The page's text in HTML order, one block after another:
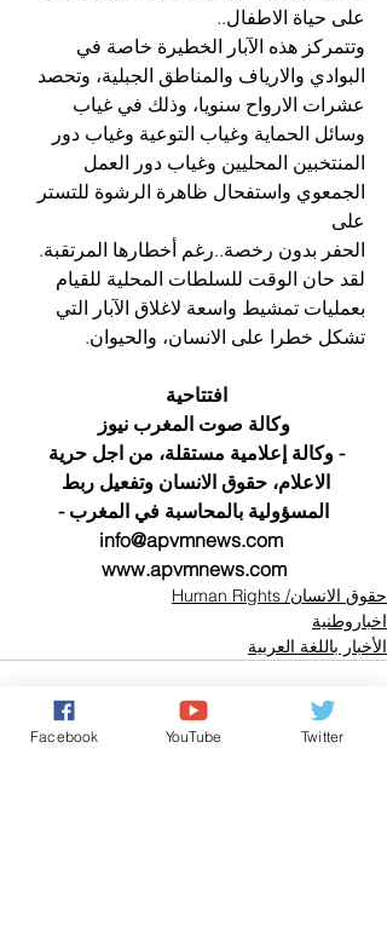
على حياة الاطفال..
وتتمركز هذه الآبار الخطيرة خاصة في
البوادي والارياف والمناطق الجبلية، وتحصد
عشرات الارواح سنويا، وذلك في غياب
وسائل الحماية وغياب التوعية وغياب دور
المنتخبين المحليين وغياب دور العمل
الجمعوي واستفحال ظاهرة الرشوة للتستر
على
الحفر بدون رخصة..رغم أخطارها المرتقبة.
لقد حان الوقت للسلطات المحلية للقيام
بعمليات تمشيط واسعة لاغلاق الآبار التي
تشكل خطرا على الانسان، والحيوان.
افتتاحية
وكالة صوت المغرب نيوز
- وكالة إعلامية مستقلة، من اجل حرية
الاعلام، حقوق الانسان وتفعيل ربط
المسؤولية بالمحاسبة في المغرب -
info@apvmnews.com
www.apvmnews.com
حقوق الانسان/ Human Rights
اخباروطنية
الأخبار باللغة العربية
Facebook YouTube Twitter